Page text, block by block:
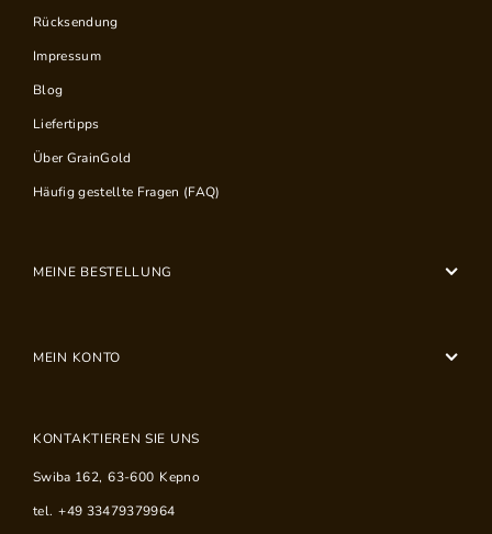
Rücksendung
Impressum
Blog
Liefertipps
Über GrainGold
Häufig gestellte Fragen (FAQ)
MEINE BESTELLUNG
MEIN KONTO
KONTAKTIEREN SIE UNS
Swiba 162, 63-600 Kepno
tel. +49 33479379964